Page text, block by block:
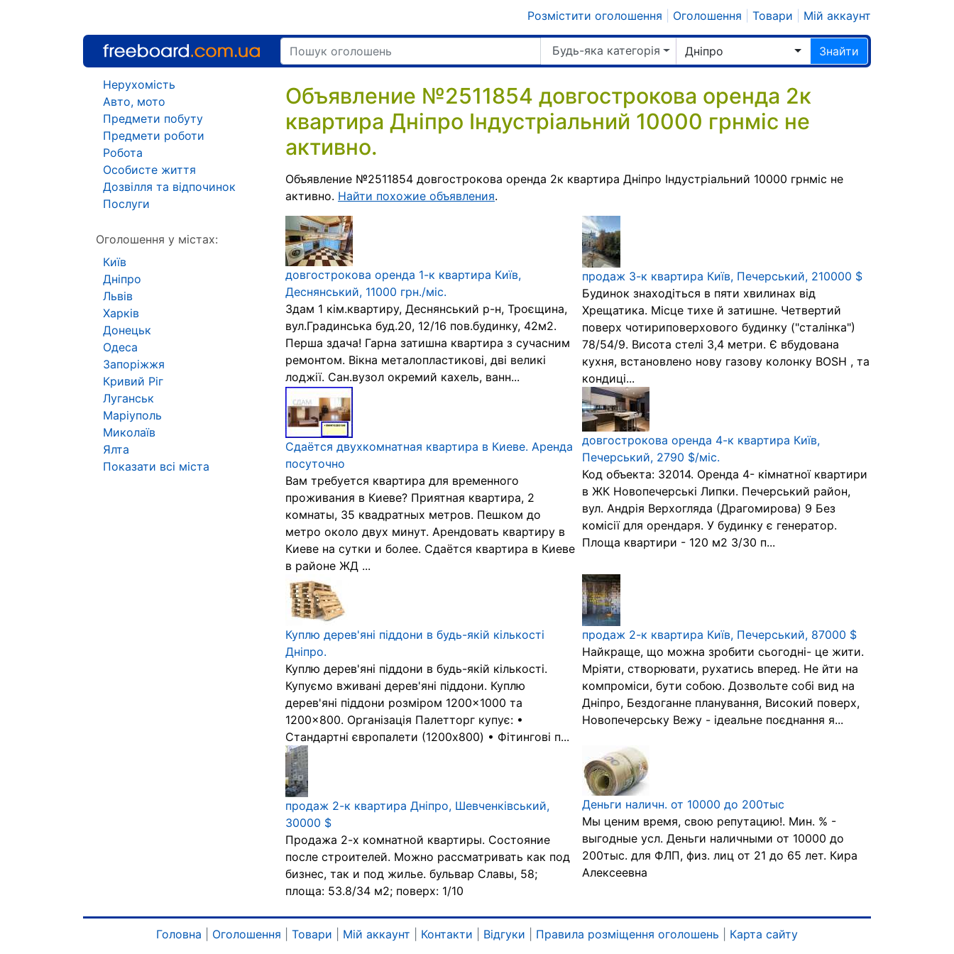
Розмістити оголошення Оголошення Товари Мій аккаунт
Будь-яка категорія Дніпро Знайти
Объявление №2511854 довгострокова оренда 2к
квартира Дніпро Індустріальний 10000 грнміс не
активно.
Объявление №2511854 довгострокова оренда 2к квартира Дніпро Індустріальний 10000 грнміс не
активно. Найти похожие объявления.
довгострокова оренда 1-к квартира Київ,
Деснянський, 11000 грн./міс.
Здам 1 кім.квартиру, Деснянський р-н, Троєщина,
вул.Градинська буд.20, 12/16 пов.будинку, 42м2.
Перша здача! Гарна затишна квартира з сучасним
ремонтом. Вікна металопластикові, дві великі
лоджії. Сан.вузол окремий кахель, ванн...
продаж 3-к квартира Київ, Печерський, 210000 $
Будинок знаходіться в пяти хвилинах від
Хрещатика. Місце тихе й затишне. Четвертий
поверх чотириповерхового будинку ("сталінка")
78/54/9. Висота стелі 3,4 метри. Є вбудована
кухня, встановлено нову газову колонку ВОSH , та
кондиці...
Сдаётся двухкомнатная квартира в Киеве. Аренда
посуточно
Вам требуется квартира для временного
проживания в Киеве? Приятная квартира, 2
комнаты, 35 квадратных метров. Пешком до
метро около двух минут. Арендовать квартиру в
Киеве на сутки и более. Сдаётся квартира в Киеве
в районе ЖД ...
довгострокова оренда 4-к квартира Київ,
Печерський, 2790 $/міс.
Код объекта: 32014. Оренда 4- кімнатної квартири
в ЖК Новопечерські Липки. Печерський район,
вул. Андрія Верхогляда (Драгомирова) 9 Без
комісії для орендаря. У будинку є генератор.
Площа квартири - 120 м2 3/30 п...
Куплю дерев'яні піддони в будь-якій кількості
Дніпро.
Куплю дерев'яні піддони в будь-якій кількості.
Купуємо вживані дерев'яні піддони. Куплю
дерев'яні піддони розміром 1200×1000 та
1200×800. Організація Палетторг купує: •
Стандартні європалети (1200x800) • Фітингові п...
продаж 2-к квартира Київ, Печерський, 87000 $
Найкраще, що можна зробити сьогодні- це жити.
Мріяти, створювати, рухатись вперед. Не йти на
компроміси, бути собою. Дозвольте собі вид на
Дніпро, Бездоганне планування, Високий поверх,
Новопечерську Вежу - ідеальне поєднання я...
продаж 2-к квартира Дніпро, Шевченківський,
30000 $
Продажа 2-х комнатной квартиры. Состояние
после строителей. Можно рассматривать как под
бизнес, так и под жилье. бульвар Славы, 58;
площа: 53.8/34 м2; поверх: 1/10
Деньги наличн. от 10000 до 200тыс
Мы ценим время, свою репутацию!. Мин. % -
выгодные усл. Деньги наличными от 10000 до
200тыс. для ФЛП, физ. лиц от 21 до 65 лет. Кира
Алексеевна
Нерухомість
Авто, мото
Предмети побуту
Предмети роботи
Робота
Особисте життя
Дозвілля та відпочинок
Послуги
Оголошення у містах:
Київ
Дніпро
Львів
Харків
Донецьк
Одеса
Запоріжжя
Кривий Ріг
Луганськ
Маріуполь
Миколаїв
Ялта
Показати всі міста
Головна Оголошення Товари Мій аккаунт Контакти Відгуки Правила розміщення оголошень Карта сайту